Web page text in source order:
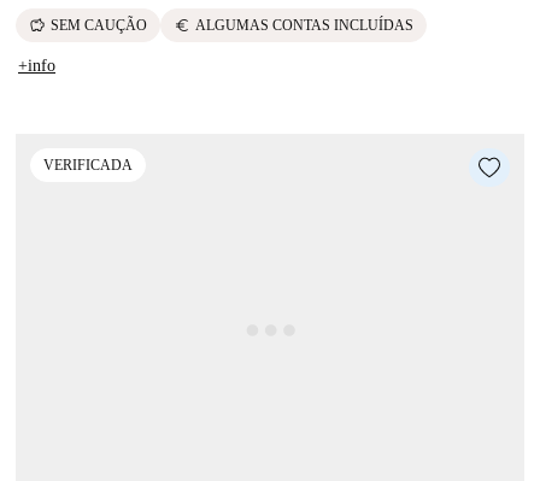
savings SEM CAUÇÃO euro ALGUMAS CONTAS INCLUÍDAS
+info
VERIFICADA